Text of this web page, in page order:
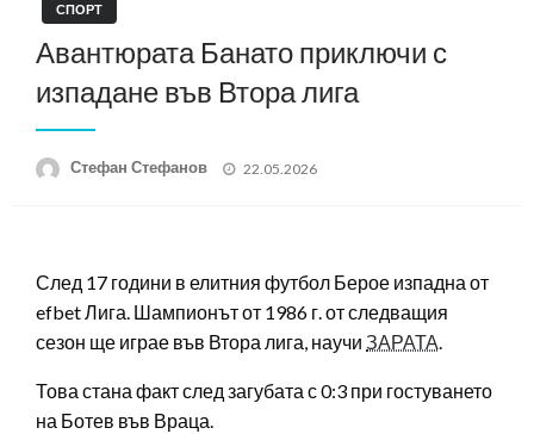
СПОРТ
Авантюрата Банато приключи с
изпадане във Втора лига
Стефан Стефанов
Posted
22.05.2026
След 17 години в елитния футбол Берое изпадна от
efbet Лига. Шампионът от 1986 г. от следващия
сезон ще играе във Втора лига, научи ЗАРАТА.
Това стана факт след загубата с 0:3 при гостуването
на Ботев във Враца.